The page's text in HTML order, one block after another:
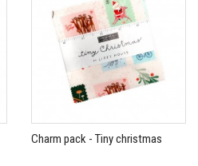
Charm pack - Tiny christmas